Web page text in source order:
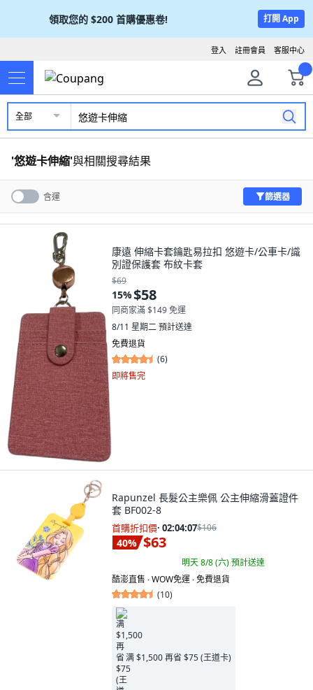
領取您的 $200 首購優惠卷! 打開 App
客服中心
註冊會員
登入
全部
'悠遊卡伸縮'與相關搜尋結果
含運 篩選器
康遠 伸縮卡套鑰匙易拉扣 悠遊卡/公車卡/識
別證保護套 布紋卡套
$69
15%$58
同商家滿 $149 免運
8/11 星期二預計送達
免費退貨
(6)
即將售完
Rapunzel 長髮公主樂佩 公主伸縮滑蓋證件
套 BF002-8
首購折扣價· 02:04:05$106
40% $63
明天 8/8 (六)預計送達
酷澎直售 ∙ WOW免運 ∙ 免費退貨
(10)
满 $1,500 再省 $75 (王道卡)